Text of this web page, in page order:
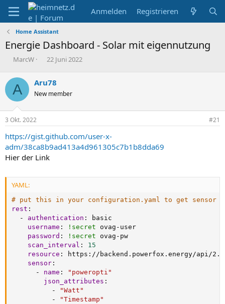
Anmelden Registrieren
Home Assistant
Energie Dashboard - Solar mit eigennutzung
E
s
e
l
l
e
MarcW
E
t
e
l
m
22 Juni 2022
A Aru78
New member
3 Okt. 2022 #21
https://gist.github.com/user-x-
adm/38ca8b9ad413a4d961305c7b1b8dda69
Hier der Link
YAML:
# put this in your configuration.yaml to get sensor
rest :
-
authentication :
basic
username : !secret ovag - user
password : !secret ovag - pw
scan_interval :
15
resource : https : //backend.powerfox.energy/api/
sensor :
-
name :
"poweropti"
json_attributes :
-
"Watt"
-
"Timestamp"